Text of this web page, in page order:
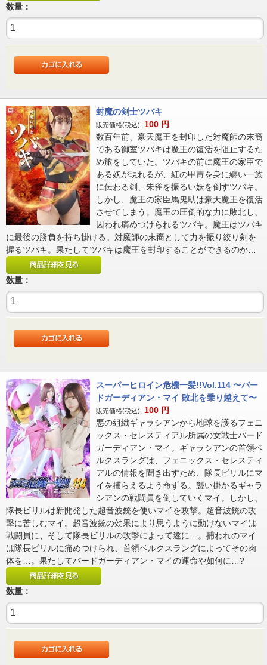
数量：
封魔の剣士ツバキ
販売価格(税込): 100 円
数百年前、豪天魔王を封印した対魔師の末裔
である御室ツバキは魔王の復活を阻止するた
め旅をしていた。ツバキの前に魔王の家臣で
ある妖が現れるが、紅の甲冑を身に纏い一族
に伝わる剣、朱雀を振るい妖を倒すツバキ。
しかし、魔王の家臣馬鬼助は豪天魔王を復活
させてしまう。魔王の圧倒的な力に敗北し、
囚われ痛めつけられるツバキ。魔王はツバキ
に最後の勝負を持ち掛ける。対魔師の末裔として力を振り絞り剣を
握るツバキ。果たしてツバキは魔王を封印することができるのか…
数量：
スーパーヒロイン危機一髪!!Vol.114 〜バー
ドガーディアン・マイ 敗北を乗り越えて〜
販売価格(税込): 100 円
悪の組織ギャラシアンから地球を護るフェニ
ックス・セレスティアル所属の女戦士バード
ガーディアン・マイ。ギャラシアンの首領ベ
ルクスラングは、フェニックス・セレスティ
アルの情報を聞き出すため、隊長ビリルにマ
イを捕らえるよう命ずる。襲い掛かるギャラ
シアンの戦闘員を倒していくマイ。しかし、
隊長ビリルは新開発した超音波銃を使いマイを攻撃。超音波銃の攻
撃に苦しむマイ。超音波銃の効果により思うように動けないマイは
戦闘員に、そして隊長ビリルの攻撃によって遂に…。捕われのマイ
は隊長ビリルに痛めつけられ、首領ベルクスラングによってその肉
体を…。果たしてバードガーディアン・マイの運命や如何に…?
数量：